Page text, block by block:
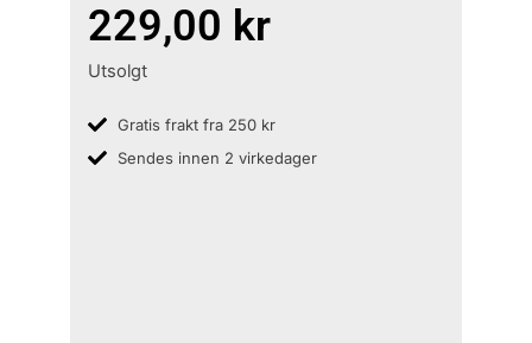
229,00 kr
Utsolgt
Gratis frakt fra 250 kr
Sendes innen 2 virkedager